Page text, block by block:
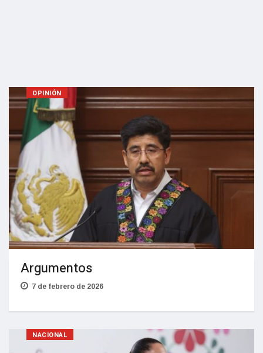
OPINIÓN
Argumentos
7 de febrero de 2026
NACIONAL